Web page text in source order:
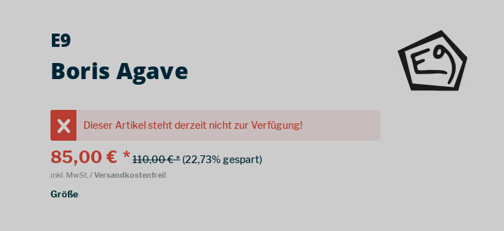
E9
Boris Agave
Dieser Artikel steht derzeit nicht zur Verfügung!
85,00 € *110,00 € *(22,73% gespart)
inkl. MwSt./ Versandkostenfrei!
Größe